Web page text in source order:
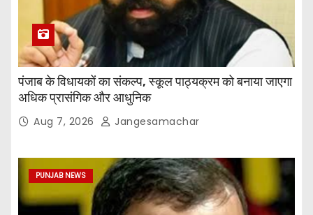
पंजाब के विधायकों का संकल्प, स्कूल पाठ्यक्रम को बनाया जाएगा
अधिक प्रासंगिक और आधुनिक
Aug 7, 2026 Jangesamachar
PUNJAB NEWS